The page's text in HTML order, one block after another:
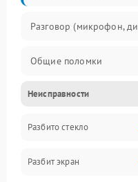
Разговор (микрофон,
Общие поломки
Проблемы связи
Камеры
Проблемы с дисплеем и
Неисправности
Разбито стекло
Разбит экран